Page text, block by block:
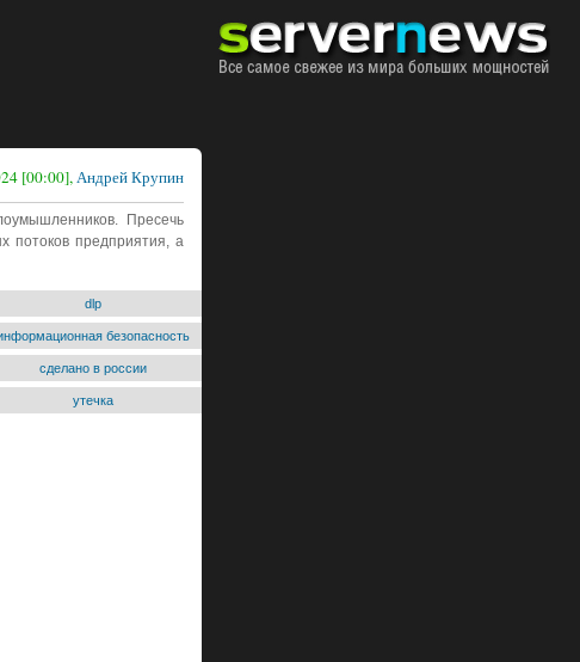
[00:00],Андрей Крупин
Пресечь
потоков предприятия, а
dlp
безопасность
сделано в россии
утечка